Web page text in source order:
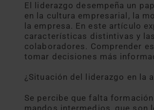
El liderazgo desempeña un
en la cultura empresarial, la
la empresa. En este artículo
características distintivas y
colaboradores. Comprender
tomar decisiones más
¿Situación del liderazgo en la
Se percibe que falta